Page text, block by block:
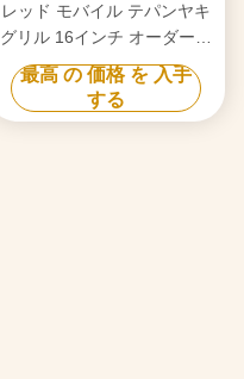
レッド モバイル テパンヤキ
グリル 16インチ オーダーメ
イド 輪 自由移動 食品級素材
ヒバチ グリルテーブル
最高 の 価格 を 入手
する